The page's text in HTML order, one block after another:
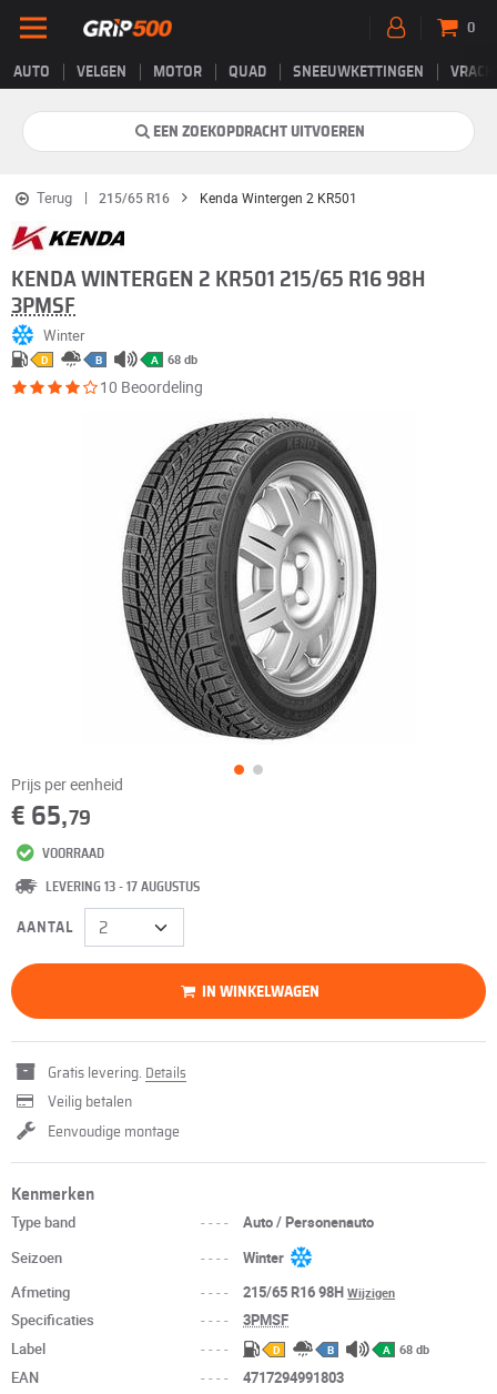
AUTO VELGEN MOTOR QUAD SNEEUWKETTINGEN
0
EEN ZOEKOPDRACHT UITVOEREN
Terug 215/65 R16 Kenda Wintergen 2 KR501
KENDA WINTERGEN 2 KR501 215/65 R16 98H
3PMSF
Winter
D B A 68 db
10 Beoordeling
Prijs per eenheid
€ 65,79
VOORRAAD
LEVERING 13 - 17 AUGUSTUS
AANTAL
IN WINKELWAGEN
Gratis levering. Details
Veilig betalen
Eenvoudige montage
Kenmerken
Type band ----
Auto / Personenauto
Seizoen
----
Winter
Afmeting
---- 215/65 R16 98HWijzigen
Specificaties ----
3PMSF
Label
---- D B A 68 db
EAN ----
4717294991803